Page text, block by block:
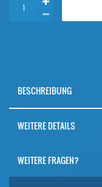
BESCHREIBUNG
WEITERE DETAILS
WEITERE FRAGEN?